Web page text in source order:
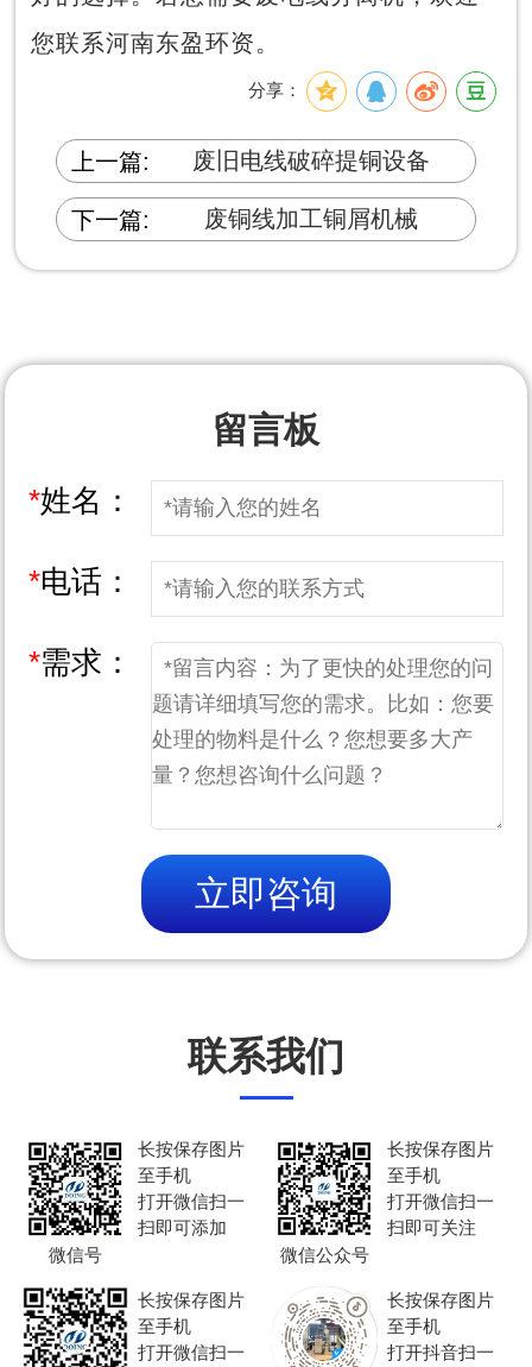
您联系河南东盈环资。
分享：
上一篇: 废旧电线破碎提铜设备
下一篇: 废铜线加工铜屑机械
留言板
*姓名：
*电话：
*需求：
立即咨询
联系我们
微信号
长按保存图片
至手机
打开微信扫一
扫即可添加
微信公众号
长按保存图片
至手机
打开微信扫一
扫即可关注
长按保存图片
至手机
打开微信扫一
长按保存图片
至手机
打开抖音扫一